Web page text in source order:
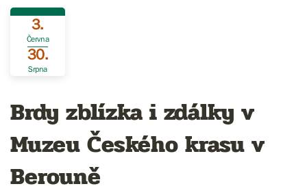
3.
Června
30.
Srpna
Brdy zblízka i zdálky v
Muzeu Českého krasu v
Berouně